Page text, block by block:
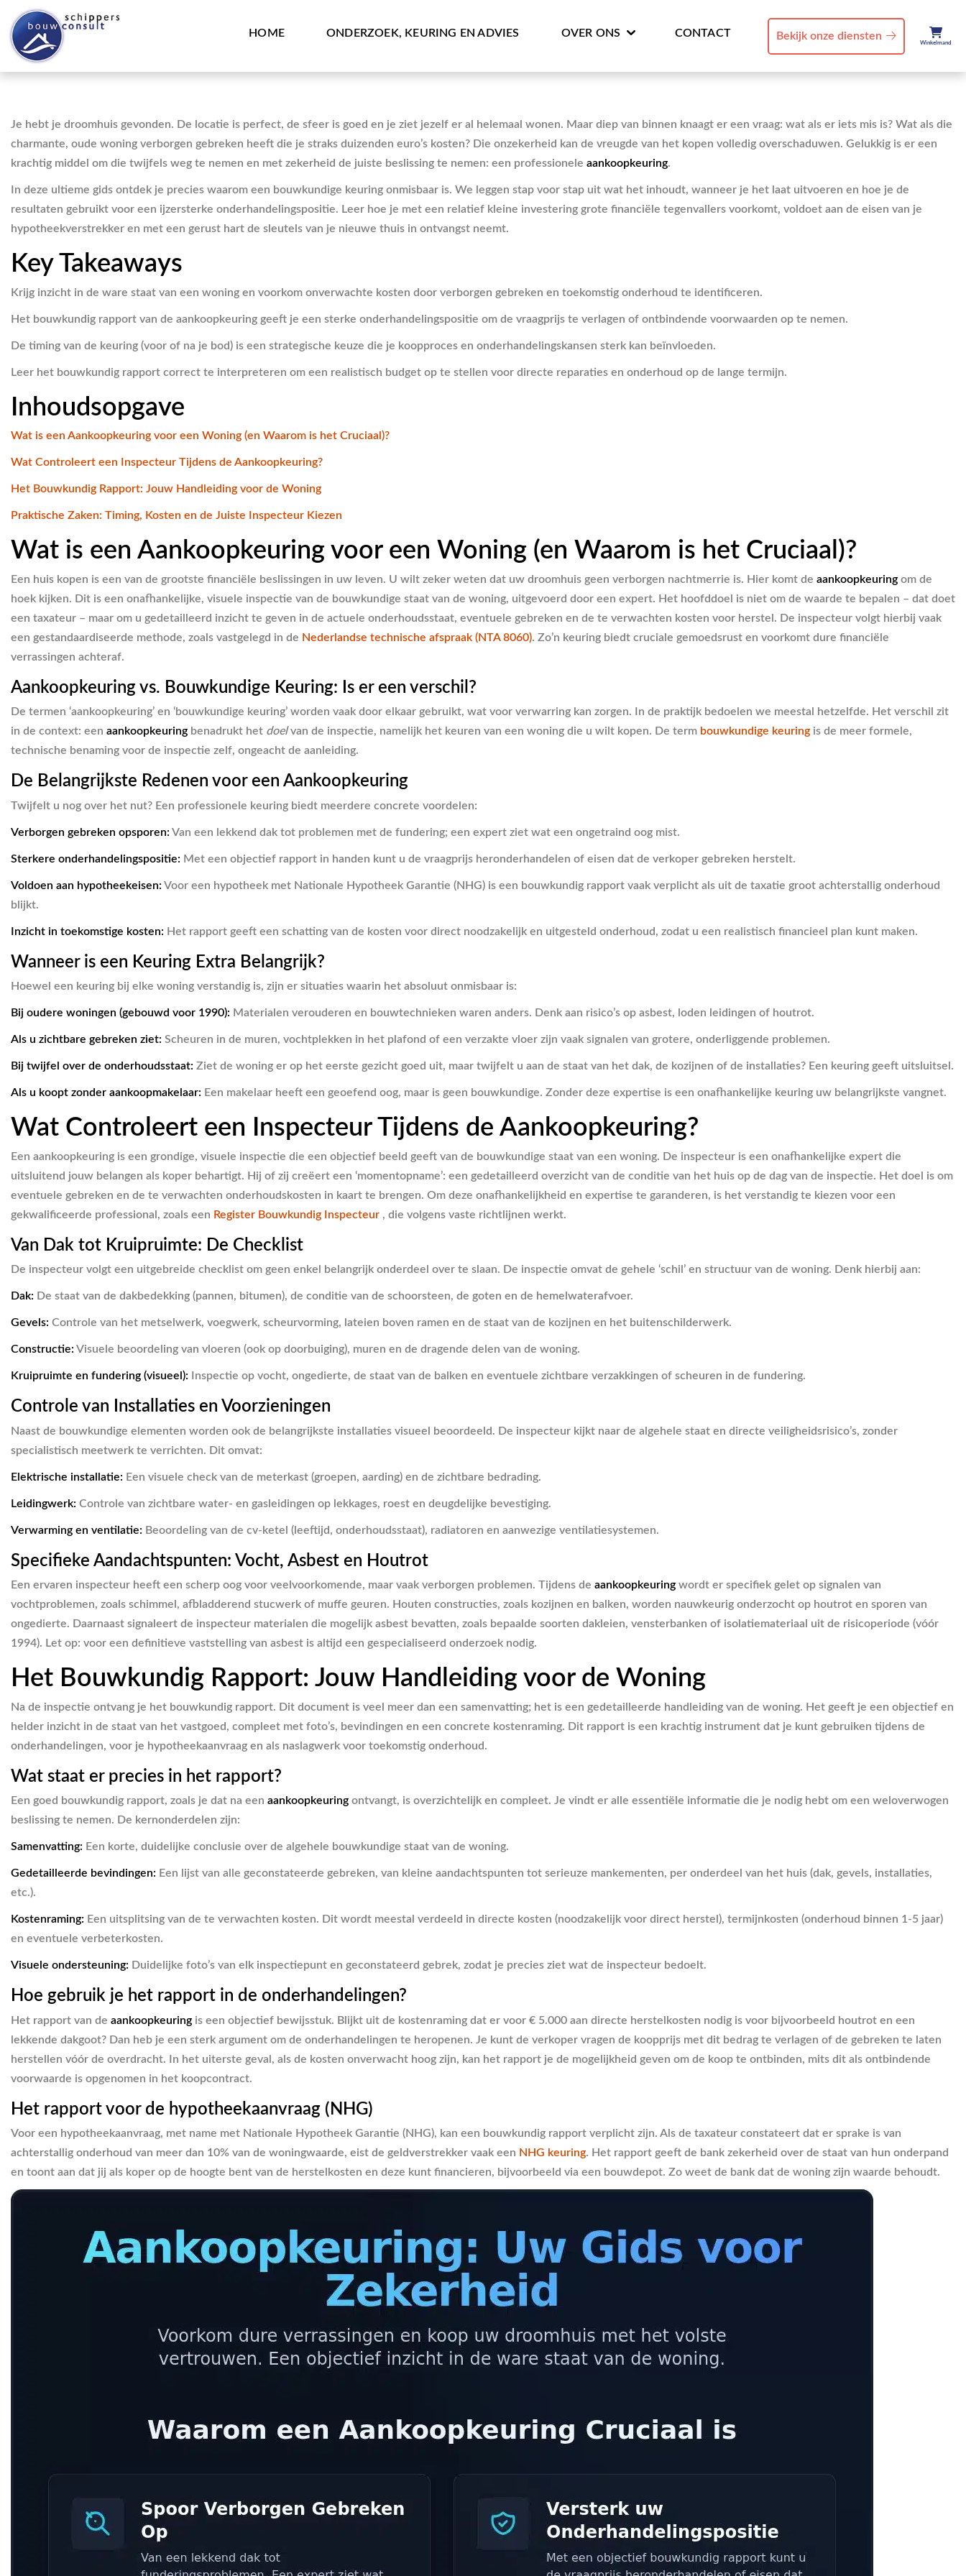
HOME ONDERZOEK, KEURING EN ADVIES OVER ONS CONTACT
Winkelmand
Bekijk onze diensten
Je hebt je droomhuis gevonden. De locatie is perfect, de sfeer is goed en je ziet jezelf er al helemaal wonen. Maar diep van binnen knaagt er een vraag: wat als er iets mis is? Wat als die
charmante, oude woning verborgen gebreken heeft die je straks duizenden euro’s kosten? Die onzekerheid kan de vreugde van het kopen volledig overschaduwen. Gelukkig is er een
krachtig middel om die twijfels weg te nemen en met zekerheid de juiste beslissing te nemen: een professionele aankoopkeuring.
In deze ultieme gids ontdek je precies waarom een bouwkundige keuring onmisbaar is. We leggen stap voor stap uit wat het inhoudt, wanneer je het laat uitvoeren en hoe je de
resultaten gebruikt voor een ijzersterke onderhandelingspositie. Leer hoe je met een relatief kleine investering grote financiële tegenvallers voorkomt, voldoet aan de eisen van je
hypotheekverstrekker en met een gerust hart de sleutels van je nieuwe thuis in ontvangst neemt.
Key Takeaways
Krijg inzicht in de ware staat van een woning en voorkom onverwachte kosten door verborgen gebreken en toekomstig onderhoud te identificeren.
Het bouwkundig rapport van de aankoopkeuring geeft je een sterke onderhandelingspositie om de vraagprijs te verlagen of ontbindende voorwaarden op te nemen.
De timing van de keuring (voor of na je bod) is een strategische keuze die je koopproces en onderhandelingskansen sterk kan beïnvloeden.
Leer het bouwkundig rapport correct te interpreteren om een realistisch budget op te stellen voor directe reparaties en onderhoud op de lange termijn.
Inhoudsopgave
Wat is een Aankoopkeuring voor een Woning (en Waarom is het Cruciaal)?
Wat Controleert een Inspecteur Tijdens de Aankoopkeuring?
Het Bouwkundig Rapport: Jouw Handleiding voor de Woning
Praktische Zaken: Timing, Kosten en de Juiste Inspecteur Kiezen
Wat is een Aankoopkeuring voor een Woning (en Waarom is het Cruciaal)?
Een huis kopen is een van de grootste financiële beslissingen in uw leven. U wilt zeker weten dat uw droomhuis geen verborgen nachtmerrie is. Hier komt de aankoopkeuring om de
hoek kijken. Dit is een onafhankelijke, visuele inspectie van de bouwkundige staat van de woning, uitgevoerd door een expert. Het hoofddoel is niet om de waarde te bepalen – dat doet
een taxateur – maar om u gedetailleerd inzicht te geven in de actuele onderhoudsstaat, eventuele gebreken en de te verwachten kosten voor herstel. De inspecteur volgt hierbij vaak
een gestandaardiseerde methode, zoals vastgelegd in de Nederlandse technische afspraak (NTA 8060). Zo’n keuring biedt cruciale gemoedsrust en voorkomt dure financiële
verrassingen achteraf.
Aankoopkeuring vs. Bouwkundige Keuring: Is er een verschil?
De termen ‘aankoopkeuring’ en ‘bouwkundige keuring’ worden vaak door elkaar gebruikt, wat voor verwarring kan zorgen. In de praktijk bedoelen we meestal hetzelfde. Het verschil zit
in de context: een aankoopkeuring benadrukt het doelvan de inspectie, namelijk het keuren van een woning die u wilt kopen. De term bouwkundige keuring is de meer formele,
technische benaming voor de inspectie zelf, ongeacht de aanleiding.
De Belangrijkste Redenen voor een Aankoopkeuring
Twijfelt u nog over het nut? Een professionele keuring biedt meerdere concrete voordelen:
Verborgen gebreken opsporen: Van een lekkend dak tot problemen met de fundering; een expert ziet wat een ongetraind oog mist.
Sterkere onderhandelingspositie: Met een objectief rapport in handen kunt u de vraagprijs heronderhandelen of eisen dat de verkoper gebreken herstelt.
Voldoen aan hypotheekeisen: Voor een hypotheek met Nationale Hypotheek Garantie (NHG) is een bouwkundig rapport vaak verplicht als uit de taxatie groot achterstallig onderhoud
blijkt.
Inzicht in toekomstige kosten: Het rapport geeft een schatting van de kosten voor direct noodzakelijk en uitgesteld onderhoud, zodat u een realistisch financieel plan kunt maken.
Wanneer is een Keuring Extra Belangrijk?
Hoewel een keuring bij elke woning verstandig is, zijn er situaties waarin het absoluut onmisbaar is:
Bij oudere woningen (gebouwd voor 1990): Materialen verouderen en bouwtechnieken waren anders. Denk aan risico’s op asbest, loden leidingen of houtrot.
Als u zichtbare gebreken ziet: Scheuren in de muren, vochtplekken in het plafond of een verzakte vloer zijn vaak signalen van grotere, onderliggende problemen.
Bij twijfel over de onderhoudsstaat: Ziet de woning er op het eerste gezicht goed uit, maar twijfelt u aan de staat van het dak, de kozijnen of de installaties? Een keuring geeft uitsluitsel.
Als u koopt zonder aankoopmakelaar: Een makelaar heeft een geoefend oog, maar is geen bouwkundige. Zonder deze expertise is een onafhankelijke keuring uw belangrijkste vangnet.
Wat Controleert een Inspecteur Tijdens de Aankoopkeuring?
Een aankoopkeuring is een grondige, visuele inspectie die een objectief beeld geeft van de bouwkundige staat van een woning. De inspecteur is een onafhankelijke expert die
uitsluitend jouw belangen als koper behartigt. Hij of zij creëert een ‘momentopname’: een gedetailleerd overzicht van de conditie van het huis op de dag van de inspectie. Het doel is om
eventuele gebreken en de te verwachten onderhoudskosten in kaart te brengen. Om deze onafhankelijkheid en expertise te garanderen, is het verstandig te kiezen voor een
gekwalificeerde professional, zoals een Register Bouwkundig Inspecteur , die volgens vaste richtlijnen werkt.
Van Dak tot Kruipruimte: De Checklist
De inspecteur volgt een uitgebreide checklist om geen enkel belangrijk onderdeel over te slaan. De inspectie omvat de gehele ‘schil’ en structuur van de woning. Denk hierbij aan:
Dak: De staat van de dakbedekking (pannen, bitumen), de conditie van de schoorsteen, de goten en de hemelwaterafvoer.
Gevels: Controle van het metselwerk, voegwerk, scheurvorming, lateien boven ramen en de staat van de kozijnen en het buitenschilderwerk.
Constructie: Visuele beoordeling van vloeren (ook op doorbuiging), muren en de dragende delen van de woning.
Kruipruimte en fundering (visueel): Inspectie op vocht, ongedierte, de staat van de balken en eventuele zichtbare verzakkingen of scheuren in de fundering.
Controle van Installaties en Voorzieningen
Naast de bouwkundige elementen worden ook de belangrijkste installaties visueel beoordeeld. De inspecteur kijkt naar de algehele staat en directe veiligheidsrisico’s, zonder
specialistisch meetwerk te verrichten. Dit omvat:
Elektrische installatie: Een visuele check van de meterkast (groepen, aarding) en de zichtbare bedrading.
Leidingwerk: Controle van zichtbare water- en gasleidingen op lekkages, roest en deugdelijke bevestiging.
Verwarming en ventilatie: Beoordeling van de cv-ketel (leeftijd, onderhoudsstaat), radiatoren en aanwezige ventilatiesystemen.
Specifieke Aandachtspunten: Vocht, Asbest en Houtrot
Een ervaren inspecteur heeft een scherp oog voor veelvoorkomende, maar vaak verborgen problemen. Tijdens de aankoopkeuring wordt er specifiek gelet op signalen van
vochtproblemen, zoals schimmel, afbladderend stucwerk of muffe geuren. Houten constructies, zoals kozijnen en balken, worden nauwkeurig onderzocht op houtrot en sporen van
ongedierte. Daarnaast signaleert de inspecteur materialen die mogelijk asbest bevatten, zoals bepaalde soorten dakleien, vensterbanken of isolatiemateriaal uit de risicoperiode (vóór
1994). Let op: voor een definitieve vaststelling van asbest is altijd een gespecialiseerd onderzoek nodig.
Het Bouwkundig Rapport: Jouw Handleiding voor de Woning
Na de inspectie ontvang je het bouwkundig rapport. Dit document is veel meer dan een samenvatting; het is een gedetailleerde handleiding van de woning. Het geeft je een objectief en
helder inzicht in de staat van het vastgoed, compleet met foto’s, bevindingen en een concrete kostenraming. Dit rapport is een krachtig instrument dat je kunt gebruiken tijdens de
onderhandelingen, voor je hypotheekaanvraag en als naslagwerk voor toekomstig onderhoud.
Wat staat er precies in het rapport?
Een goed bouwkundig rapport, zoals je dat na een aankoopkeuring ontvangt, is overzichtelijk en compleet. Je vindt er alle essentiële informatie die je nodig hebt om een weloverwogen
beslissing te nemen. De kernonderdelen zijn:
Samenvatting: Een korte, duidelijke conclusie over de algehele bouwkundige staat van de woning.
Gedetailleerde bevindingen: Een lijst van alle geconstateerde gebreken, van kleine aandachtspunten tot serieuze mankementen, per onderdeel van het huis (dak, gevels, installaties,
etc.).
Kostenraming: Een uitsplitsing van de te verwachten kosten. Dit wordt meestal verdeeld in directe kosten (noodzakelijk voor direct herstel), termijnkosten (onderhoud binnen 1-5 jaar)
en eventuele verbeterkosten.
Visuele ondersteuning: Duidelijke foto’s van elk inspectiepunt en geconstateerd gebrek, zodat je precies ziet wat de inspecteur bedoelt.
Hoe gebruik je het rapport in de onderhandelingen?
Het rapport van de aankoopkeuring is een objectief bewijsstuk. Blijkt uit de kostenraming dat er voor € 5.000 aan directe herstelkosten nodig is voor bijvoorbeeld houtrot en een
lekkende dakgoot? Dan heb je een sterk argument om de onderhandelingen te heropenen. Je kunt de verkoper vragen de koopprijs met dit bedrag te verlagen of de gebreken te laten
herstellen vóór de overdracht. In het uiterste geval, als de kosten onverwacht hoog zijn, kan het rapport je de mogelijkheid geven om de koop te ontbinden, mits dit als ontbindende
voorwaarde is opgenomen in het koopcontract.
Het rapport voor de hypotheekaanvraag (NHG)
Voor een hypotheekaanvraag, met name met Nationale Hypotheek Garantie (NHG), kan een bouwkundig rapport verplicht zijn. Als de taxateur constateert dat er sprake is van
achterstallig onderhoud van meer dan 10% van de woningwaarde, eist de geldverstrekker vaak een NHG keuring. Het rapport geeft de bank zekerheid over de staat van hun onderpand
en toont aan dat jij als koper op de hoogte bent van de herstelkosten en deze kunt financieren, bijvoorbeeld via een bouwdepot. Zo weet de bank dat de woning zijn waarde behoudt.